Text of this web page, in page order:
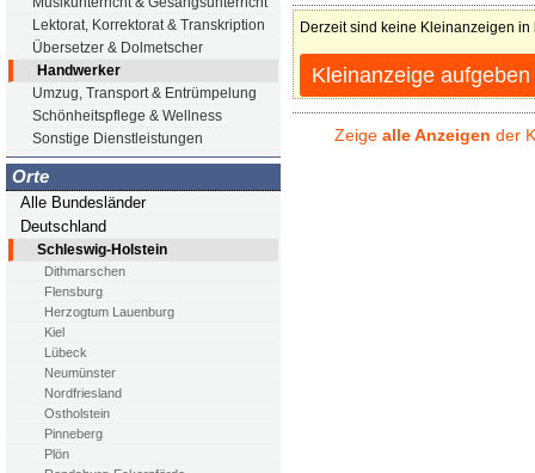
Lektorat, Korrektorat & Transkription
Übersetzer & Dolmetscher
Handwerker
Umzug, Transport & Entrümpelung
Schönheitspflege & Wellness
Sonstige Dienstleistungen
Orte
Alle Bundesländer
Deutschland
Schleswig-Holstein
Dithmarschen
Flensburg
Herzogtum Lauenburg
Kiel
Lübeck
Neumünster
Nordfriesland
Ostholstein
Pinneberg
Plön
Derzeit sind keine Kleinanzeigen in
Kleinanzeige
Zeige alle Anzeigen der